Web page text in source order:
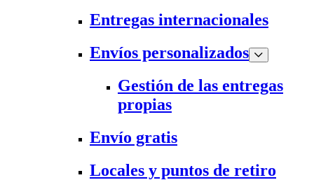
Entregas internacionales
Envíos personalizados
Gestión de las entregas
propias
Envío gratis
Locales y puntos de retiro